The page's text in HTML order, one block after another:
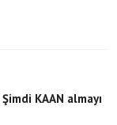
KAAN almayı